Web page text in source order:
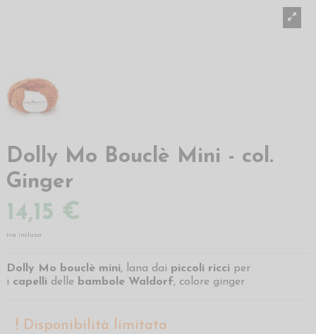
Dolly Mo Bouclè Mini - col.
Ginger
14,15 €
iva inclusa
Dolly Mo bouclè mini, lana dai piccoli ricci per
i capelli delle bambole Waldorf, colore ginger
Disponibilità limitata